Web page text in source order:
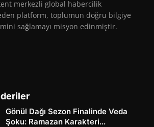
merkezli global habercilik
platform, toplumun doğru bilgiye
sağlamayı misyon edinmiştir.
Gönül Dağı Sezon Finalinde Veda
Şoku: Ramazan Karakteri...